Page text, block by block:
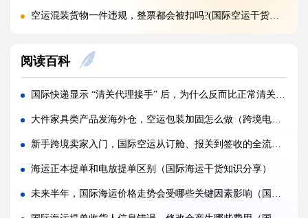
空运混装货物一件违规，整票都会被扣吗?(国际空运干货知识分享)
空运品名申报错误，会面临哪些罚款与处罚?(国际空运干货知识分享)
国际空运货物被扣，最快多久可以清关放行?(国际空运干货知识分享)
国际空运计费重与实际重、体积重怎么换算（国际空运干货知识分享）
普通货物走国际空运最低多少公斤起运（不清楚的外贸人看过来）
国际空运和国际快递到底有哪些核心区别（国际物流干货知识分享）
国际空运计费重与实际重、体积重怎么换算（国际空运干货知识分享）
国际空运客机和全货机分别适合运什么货物（国际空运干货知识分享）
阅读百科
国际快递显示 “清关代理接手” 后，为什么反而比正常清关更慢（国际快递干货知识分享）
大件家具类产品发海外仓，空运包装加固怎么做（跨境电商卖家请注意）
新手跨境卖家入门，国际空运从订舱、报关到签收的全流程拆解（国际空运干货知识分享）
海运正本提单和电放提单区别（国际海运干货知识分享）
未来半年，国际海运价格走势会受哪些关键因素影响（国际海运干货知识分享）